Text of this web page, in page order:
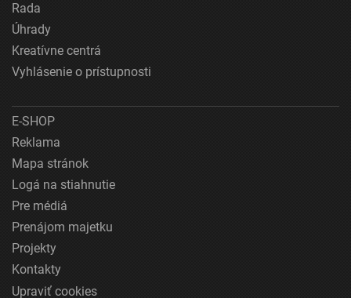
Rada
Úhrady
Kreatívne centrá
Vyhlásenie o prístupnosti
E-SHOP
Reklama
Mapa stránok
Logá na stiahnutie
Pre médiá
Prenájom majetku
Projekty
Kontakty
Upraviť cookies